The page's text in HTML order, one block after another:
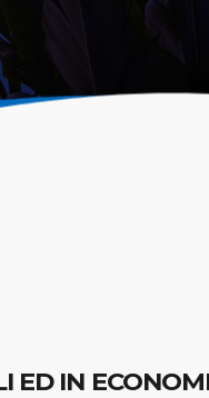
ED IN